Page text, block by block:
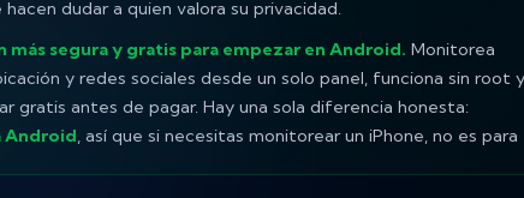
dudar a quien valora su privacidad.
más segura y gratis para empezar en Android. Monitorea
y redes sociales desde un solo panel, funciona sin root
gratis antes de pagar. Hay una sola diferencia honesta:
Android, así que si necesitas monitorear un iPhone, no es para